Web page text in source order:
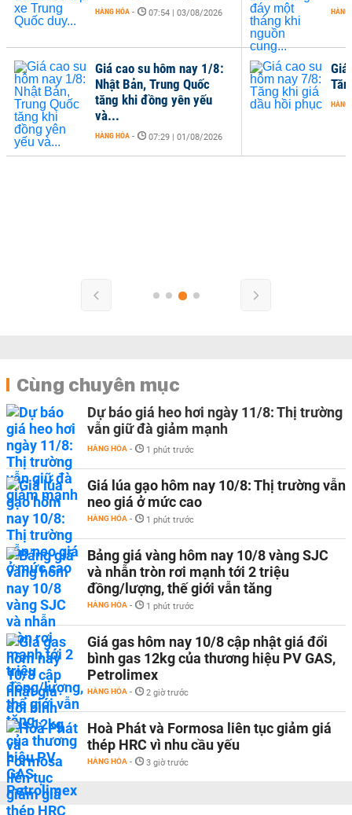
HÀNG
HÀNG HÓA - 07:54 | 03/08/2026
Giá cao su hôm nay 1/8:
Nhật Bản, Trung Quốc
tăng khi đồng yên yếu
và...
HÀNG HÓA - 07:29 | 01/08/2026
HÀNG
Cùng chuyên mục
Dự báo giá heo hơi ngày 11/8: Thị trường
vẫn giữ đà giảm mạnh
HÀNG HÓA - 1 phút trước
Giá lúa gạo hôm nay 10/8: Thị trường vẫn
neo giá ở mức cao
HÀNG HÓA - 1 phút trước
Bảng giá vàng hôm nay 10/8 vàng SJC
và nhẫn tròn rơi mạnh tới 2 triệu
đồng/lượng, thế giới vẫn tăng
HÀNG HÓA - 1 phút trước
Giá gas hôm nay 10/8 cập nhật giá đổi
bình gas 12kg của thương hiệu PV GAS,
Petrolimex
HÀNG HÓA - 2 giờ trước
Hoà Phát và Formosa liên tục giảm giá
thép HRC vì nhu cầu yếu
HÀNG HÓA - 3 giờ trước